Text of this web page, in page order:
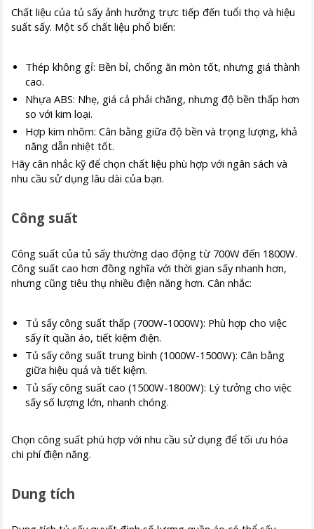
Chất liệu của tủ sấy ảnh hưởng trực tiếp đến tuổi thọ và hiệu
suất sấy. Một số chất liệu phổ biến:
Thép không gỉ: Bền bỉ, chống ăn mòn tốt, nhưng giá thành
cao.
Nhựa ABS: Nhẹ, giá cả phải chăng, nhưng độ bền thấp hơn
so với kim loại.
Hợp kim nhôm: Cân bằng giữa độ bền và trọng lượng, khả
năng dẫn nhiệt tốt.
Hãy cân nhắc kỹ để chọn chất liệu phù hợp với ngân sách và
nhu cầu sử dụng lâu dài của bạn.
Công suất
Công suất của tủ sấy thường dao động từ 700W đến 1800W.
Công suất cao hơn đồng nghĩa với thời gian sấy nhanh hơn,
nhưng cũng tiêu thụ nhiều điện năng hơn. Cân nhắc:
Tủ sấy công suất thấp (700W-1000W): Phù hợp cho việc
sấy ít quần áo, tiết kiệm điện.
Tủ sấy công suất trung bình (1000W-1500W): Cân bằng
giữa hiệu quả và tiết kiệm.
Tủ sấy công suất cao (1500W-1800W): Lý tưởng cho việc
sấy số lượng lớn, nhanh chóng.
Chọn công suất phù hợp với nhu cầu sử dụng để tối ưu hóa
chi phí điện năng.
Dung tích